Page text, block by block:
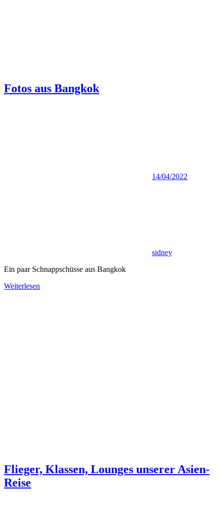
Fotos aus Bangkok
14/04/2022
sidney
Ein paar Schnappschüsse aus Bangkok
Weiterlesen
Flieger, Klassen, Lounges unserer Asien-
Reise